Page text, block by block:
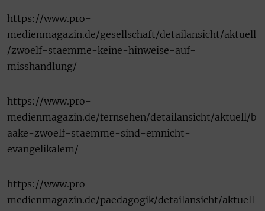
https://www.pro-
medienmagazin.de/gesellschaft/detailansicht/aktuell
/zwoelf-staemme-keine-hinweise-auf-
misshandlung/
https://www.pro-
medienmagazin.de/fernsehen/detailansicht/aktuell/b
aake-zwoelf-staemme-sind-emnicht-
evangelikalem/
https://www.pro-
medienmagazin.de/paedagogik/detailansicht/aktuell